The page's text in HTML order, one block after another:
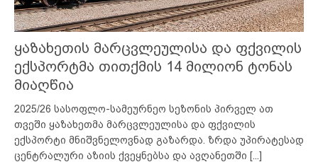
ყაზახეთის მარცვლეულისა და ფქვილის
ექსპორტმა თითქმის 14 მილიონ ტონას
მიაღწია
2025/26 სასოფლო-სამეურნეო სეზონის პირველ ათ
თვეში ყაზახეთმა მარცვლეულისა და ფქვილის
ექსპორტი მნიშვნელოვნად გაზარდა. ზრდა უპირატესად
ცენტრალური აზიის ქვეყნებსა და ავღანეთში [...]